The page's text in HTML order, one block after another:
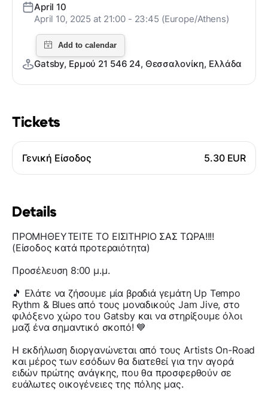
Tickets
Γενική Είσοδος 5.30 EUR
Details
ΠΡΟΜΗΘΕΥΤΕΙΤΕ ΤΟ ΕΙΣΙΤΗΡΙΟ ΣΑΣ ΤΩΡΑ!!!!
(Είσοδος κατά προτεραιότητα)
Προσέλευση 8:00 μ.μ.
🎵 Ελάτε να ζήσουμε μία βραδιά γεμάτη Up Tempo
Rythm & Blues από τους μοναδικούς Jam Jive, στο
φιλόξενο χώρο του Gatsby και να στηρίξουμε όλοι
μαζί ένα σημαντικό σκοπό! 💙
Η εκδήλωση διοργανώνεται από τους Artists On-Road
και μέρος των εσόδων θα διατεθεί για την αγορά
ειδών πρώτης ανάγκης, που θα προσφερθούν σε
ευάλωτες οικογένειες της πόλης μας.
April 10
April 10, 2025 at 21:00 - 23:45 (Europe/Athens)
Gatsby, Ερμού 21 546 24, Θεσσαλονίκη, Ελλάδα